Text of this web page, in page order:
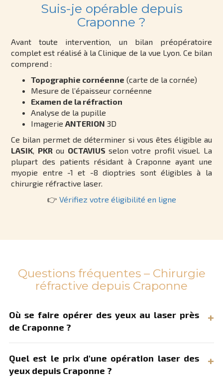
Suis-je opérable depuis
Craponne ?
Avant toute intervention, un bilan préopératoire
complet est réalisé à la Clinique de la vue Lyon. Ce bilan
comprend :
Topographie cornéenne (carte de la cornée)
Mesure de l’épaisseur cornéenne
Examen de la réfraction
Analyse de la pupille
ImagerieANTERION 3D
Ce bilan permet de déterminer si vous êtes éligible au
LASIK PKR ou OCTAVIUS selon votre profil visuel. La
plupart des patients résidant à Craponne ayant une
myopie entre -1 et -8 dioptries sont éligibles à la
chirurgie réfractive laser.
👉 Vérifiez votre éligibilité en ligne
Questions fréquentes – Chirurgie
réfractive depuis Craponne
Où se faire opérer des yeux au laser près
de Craponne ?
Quel est le prix d'une opération laser des
yeux depuis Craponne ?